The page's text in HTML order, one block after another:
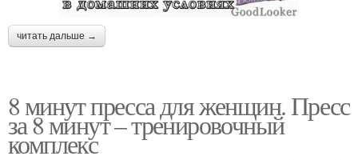
читать дальше →
8 минут пресса для женщин. Пресс
за 8 минут – тренировочный
комплекс